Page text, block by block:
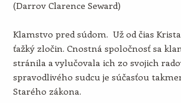
(Darrov Clarence Seward)
Klamstvo pred súdom. Už od čias
ťažký zločin. Cnostná spoločnosť sa
stránila a vylučovala ich zo svojich
spravodlivého sudcu je súčasťou
Starého zákona.